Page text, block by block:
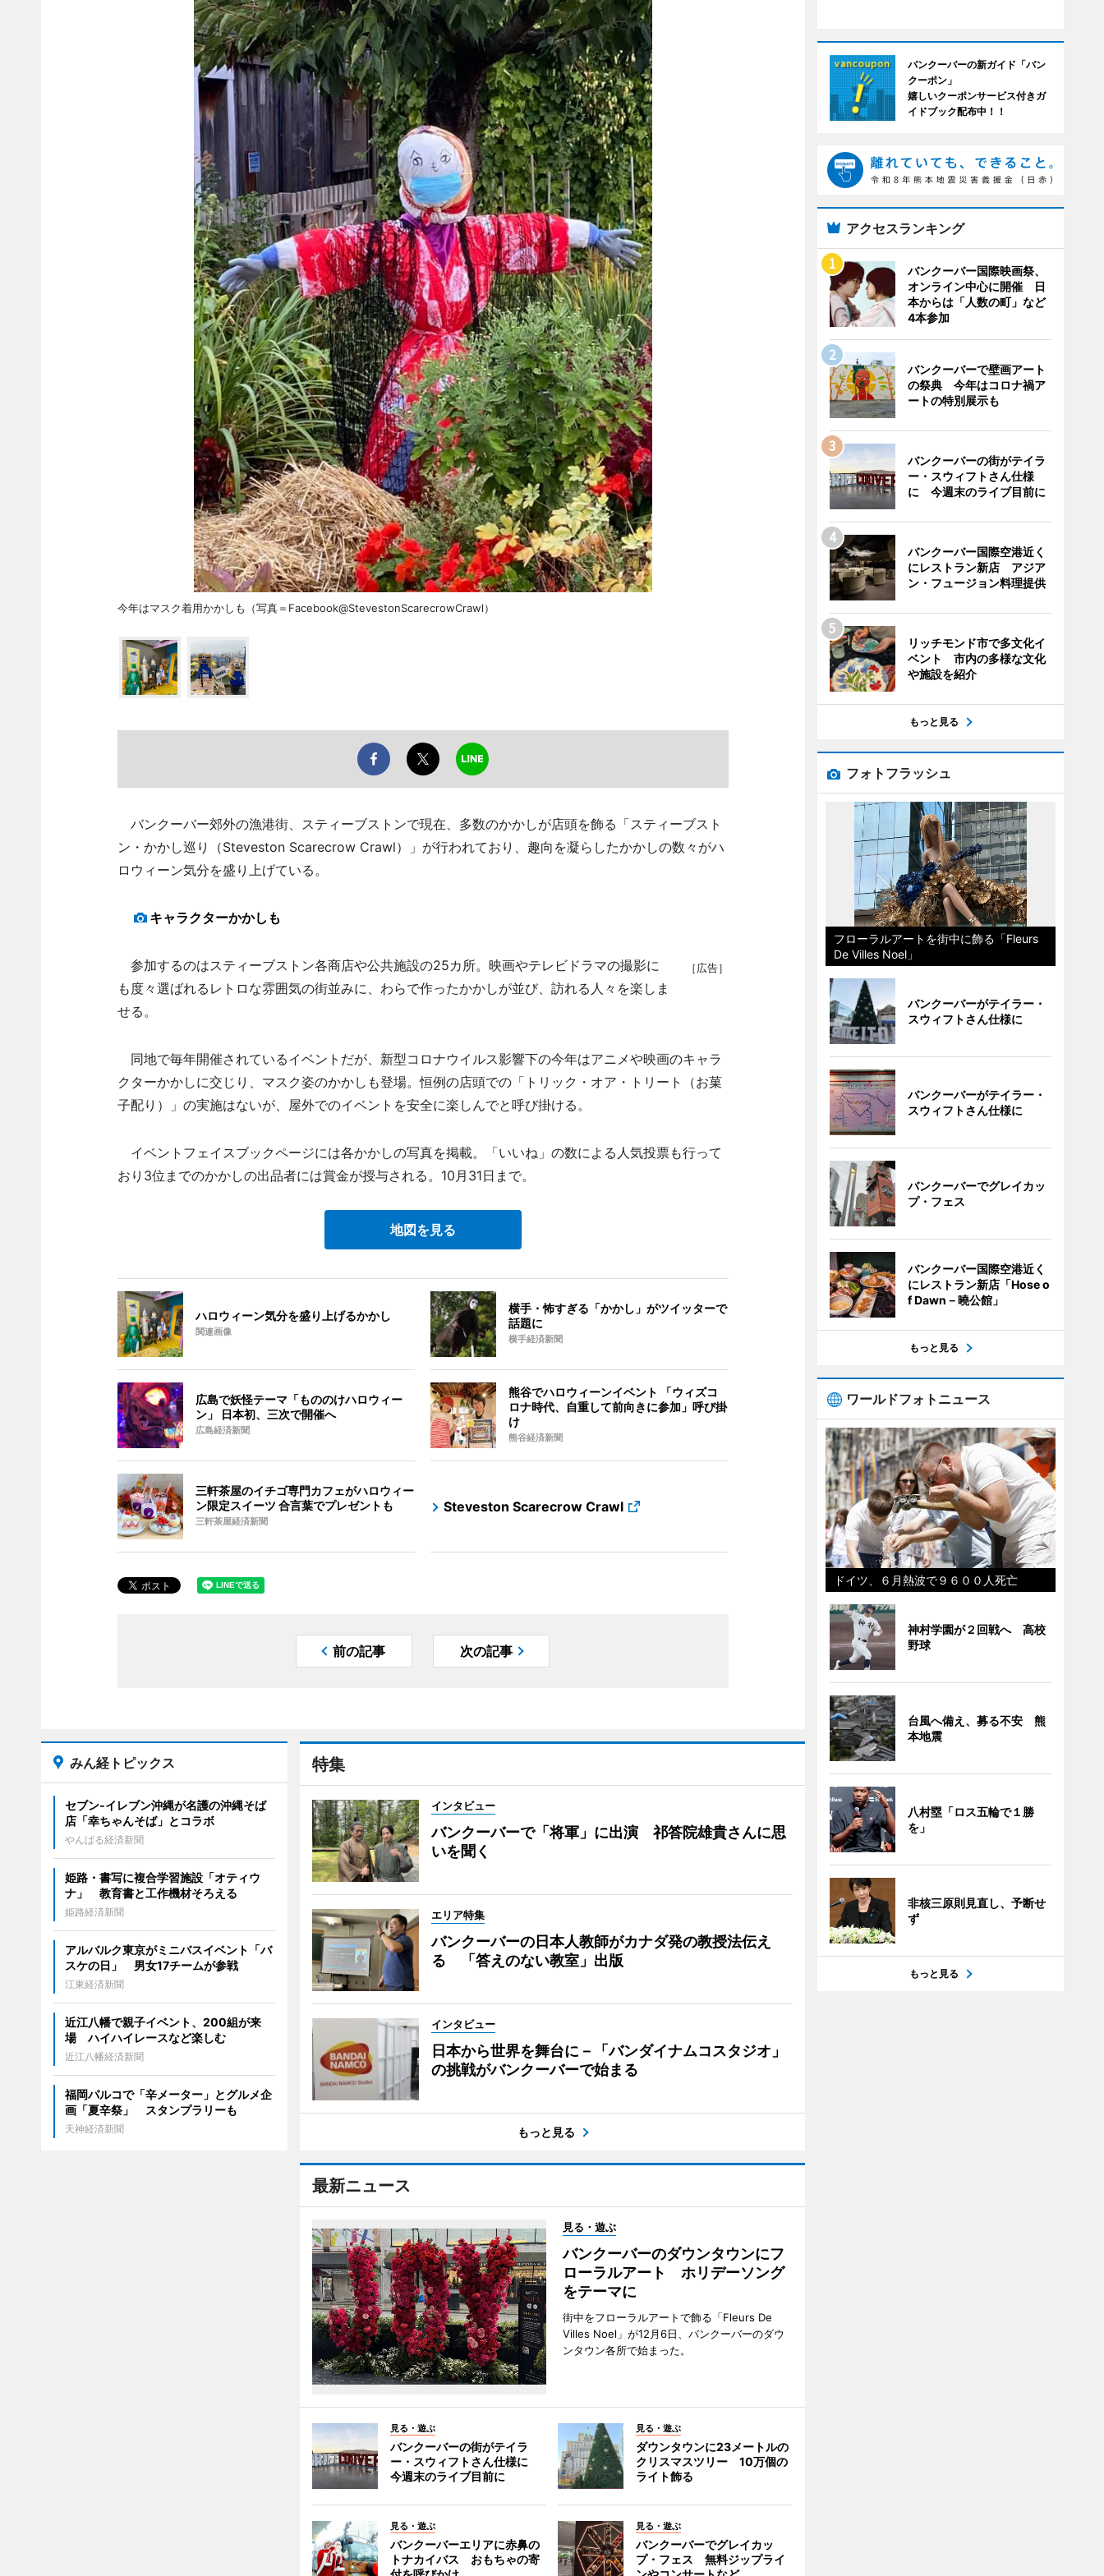
今年はマスク着用かかしも（写真＝Facebook@StevestonScarecrowCrawl）
バンクーバー郊外の漁港街、スティーブストンで現在、多数のかかしが店頭を飾る「スティーブスト
ン・かかし巡り（Steveston Scarecrow Crawl）」が行われており、趣向を凝らしたかかしの数々がハ
ロウィーン気分を盛り上げている。
キャラクターかかしも
［広告］
参加するのはスティーブストン各商店や公共施設の25カ所。映画やテレビドラマの撮影に
も度々選ばれるレトロな雰囲気の街並みに、わらで作ったかかしが並び、訪れる人々を楽しま
せる。
同地で毎年開催されているイベントだが、新型コロナウイルス影響下の今年はアニメや映画のキャラ
クターかかしに交じり、マスク姿のかかしも登場。恒例の店頭での「トリック・オア・トリート（お菓
子配り）」の実施はないが、屋外でのイベントを安全に楽しんでと呼び掛ける。
イベントフェイスブックページには各かかしの写真を掲載。「いいね」の数による人気投票も行って
おり3位までのかかしの出品者には賞金が授与される。10月31日まで。
地図を見る
ハロウィーン気分を盛り上げるかかし
関連画像
横手・怖すぎる「かかし」がツイッターで
話題に
横手経済新聞
広島で妖怪テーマ「もののけハロウィー
ン」 日本初、三次で開催へ
広島経済新聞
熊谷でハロウィーンイベント 「ウィズコ
ロナ時代、自重して前向きに参加」呼び掛
け
熊谷経済新聞
三軒茶屋のイチゴ専門カフェがハロウィー
ン限定スイーツ 合言葉でプレゼントも
三軒茶屋経済新聞
Steveston Scarecrow Crawl
前の記事 次の記事
特集
インタビュー
バンクーバーで「将軍」に出演 祁答院雄貴さんに思
いを聞く
エリア特集
バンクーバーの日本人教師がカナダ発の教授法伝え
る 「答えのない教室」出版
インタビュー
日本から世界を舞台に－「バンダイナムコスタジオ」
の挑戦がバンクーバーで始まる
もっと見る
最新ニュース
見る・遊ぶ
バンクーバーのダウンタウンにフ
ローラルアート ホリデーソング
をテーマに
街中をフローラルアートで飾る「Fleurs De
Villes Noel」が12月6日、バンクーバーのダウ
ンタウン各所で始まった。
見る・遊ぶ
バンクーバーの街がテイラ
ー・スウィフトさん仕様に
今週末のライブ目前に
見る・遊ぶ
ダウンタウンに23メートルの
クリスマスツリー 10万個の
ライト飾る
見る・遊ぶ
バンクーバーエリアに赤鼻の
トナカイバス おもちゃの寄
見る・遊ぶ
バンクーバーでグレイカッ
プ・フェス 無料ジップライ
みん経トピックス
セブン‐イレブン沖縄が名護の沖縄そば
店「幸ちゃんそば」とコラボ
やんばる経済新聞
姫路・書写に複合学習施設「オティウ
ナ」 教育書と工作機材そろえる
姫路経済新聞
アルバルク東京がミニバスイベント「バ
スケの日」 男女17チームが参戦
江東経済新聞
近江八幡で親子イベント、200組が来
場 ハイハイレースなど楽しむ
近江八幡経済新聞
福岡パルコで「辛メーター」とグルメ企
画「夏辛祭」 スタンプラリーも
天神経済新聞
バンクーバーの新ガイド「バン
クーポン」
嬉しいクーポンサービス付きガ
イドブック配布中！！
アクセスランキング
バンクーバー国際映画祭、
オンライン中心に開催 日
本からは「人数の町」など
4本参加
バンクーバーで壁画アート
の祭典 今年はコロナ禍ア
ートの特別展示も
バンクーバーの街がテイラ
ー・スウィフトさん仕様
に 今週末のライブ目前に
バンクーバー国際空港近く
にレストラン新店 アジア
ン・フュージョン料理提供
リッチモンド市で多文化イ
ベント 市内の多様な文化
や施設を紹介
もっと見る
フォトフラッシュ
フローラルアートを街中に飾る「Fleurs
De Villes Noel」
バンクーバーがテイラー・
スウィフトさん仕様に
バンクーバーがテイラー・
スウィフトさん仕様に
バンクーバーでグレイカッ
プ・フェス
バンクーバー国際空港近く
にレストラン新店「Hose o
f Dawn－曉公館」
もっと見る
ワールドフォトニュース
ドイツ、６月熱波で９６００人死亡
神村学園が２回戦へ 高校
野球
台風へ備え、募る不安 熊
本地震
八村塁「ロス五輪で１勝
を」
非核三原則見直し、予断せ
ず
もっと見る